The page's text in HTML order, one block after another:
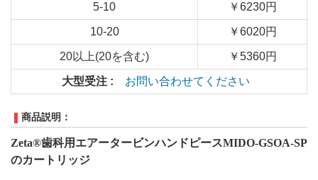
5-10 ￥6230円
10-20 ￥6020円
20以上(20を含む) ￥5360円
大型受注 : お問い合わせてください
商品説明：
Zeta®歯科用エアータービンハンドピースMIDO-GSOA-SP
のカートリッジ